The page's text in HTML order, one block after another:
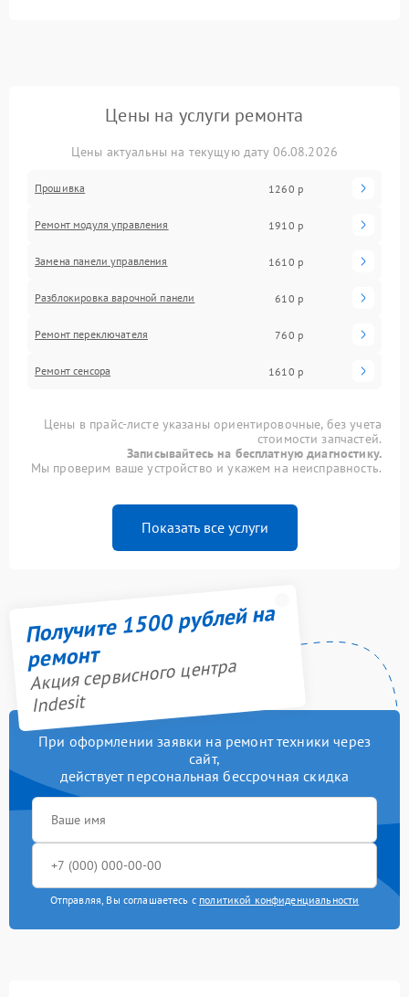
Цены на услуги ремонта
Цены актуальны на текущую дату 06.08.2026
Прошивка 1260 р
Ремонт модуля управления 1910 р
Замена панели управления 1610 р
Разблокировка варочной панели 610 р
Ремонт переключателя 760 р
Ремонт сенсора 1610 р
Цены в прайс-листе указаны ориентировочные, без учета
стоимости запчастей.
Записывайтесь на бесплатную диагностику.
Мы проверим ваше устройство и укажем на неисправность.
Показать все услуги
Получите 1500 рублей на
ремонт
Акция сервисного центра
Indesit
При оформлении заявки на ремонт техники через
сайт,
действует персональная бессрочная скидка
Отправляя, Вы соглашаетесь с политикой конфиденциальности